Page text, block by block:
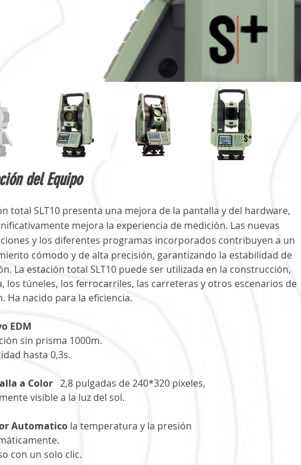
del Equipo
total SLT10 presenta una mejora de la pantalla y del hardware,
mejora la experiencia de medición. Las nuevas
y los diferentes programas incorporados contribuyen a un
cómodo y de alta precisión, garantizando la estabilidad de
La estación total SLT10 puede ser utilizada en la construcción,
los túneles, los ferrocarriles, las carreteras y otros escenarios de
Ha nacido para la eficiencia.
EDM
sin prisma 1000m.
hasta 0,3s.
a Color
   2,8 pulgadas de 240*320 píxeles,
visible a la luz del sol.
Automatico la temperatura y la presión
con un solo clic.